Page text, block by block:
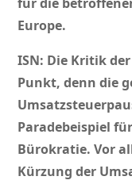
Europe.
ISN: Die Kritik
Punkt, denn die
Paradebeispiel
Bürokratie. Vor
Kürzung der